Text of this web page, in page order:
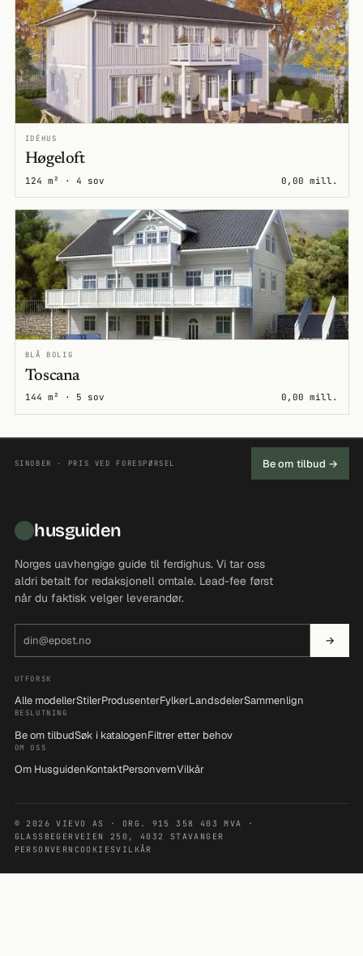
IDÉHUS
Høgeloft
124 m² · 4 sov 0,00 mill.
BLÅ BOLIG
Toscana
144 m² · 5 sov 0,00 mill.
SINOBER · PRIS VED FORESPØRSEL Be om tilbud →
husguiden
Norges uavhengige guide til ferdighus. Vi tar oss
aldri betalt for redaksjonell omtale. Lead-fee først
når du faktisk velger leverandør.
→
UTFORSK
Alle modellerStilerProdusenterFylkerLandsdelerSammenlign
BESLUTNING
Be om tilbudSøk i katalogenFiltrer etter behov
OM OSS
Om HusguidenKontaktPersonvernVilkår
© 2026 VIEVO AS · ORG. 915 358 403 MVA ·
GLASSBEGERVEIEN 250, 4032 STAVANGER
PERSONVERN COOKIESVILKÅR